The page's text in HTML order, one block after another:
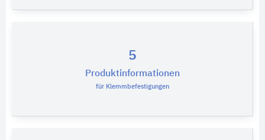
5
Produktinformationen
für Klemmbefestigungen